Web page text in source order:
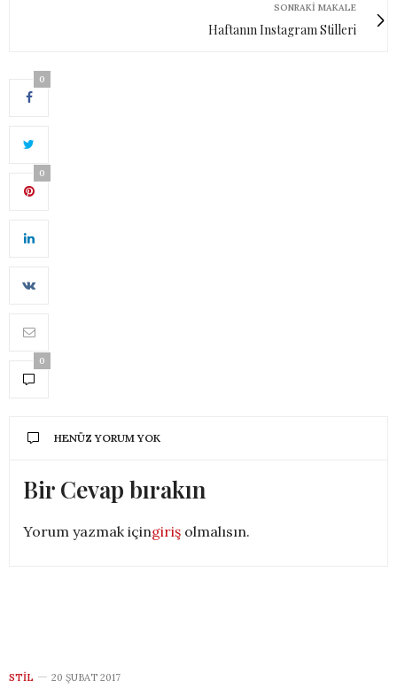
SONRAKI MAKALE
Haftanın Instagram Stilleri
0
0
0
HENÜZ YORUM YOK
Bir Cevap bırakın
Yorum yazmak içingiriş olmalısın.
STIL 20 ŞUBAT 2017